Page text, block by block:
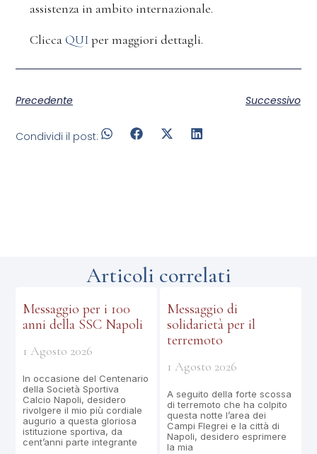
assistenza in ambito internazionale.
Clicca QUIper maggiori dettagli.
Precedente Successivo
Condividi il post:
Articoli correlati
Messaggio per i 100
anni della SSC Napoli
1 Agosto 2026
In occasione del Centenario
della Società Sportiva
Calcio Napoli, desidero
rivolgere il mio più cordiale
augurio a questa gloriosa
istituzione sportiva, da
cent’anni parte integrante
Messaggio di
solidarietà per il
terremoto
1 Agosto 2026
A seguito della forte scossa
di terremoto che ha colpito
questa notte l’area dei
Campi Flegrei e la città di
Napoli, desidero esprimere
la mia